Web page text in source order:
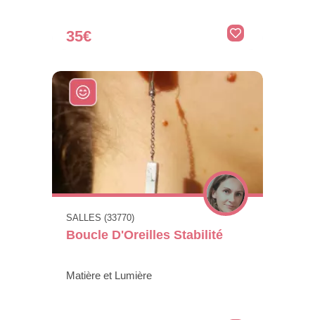
35€
SALLES (33770)
Boucle D'Oreilles Stabilité
Matière et Lumière